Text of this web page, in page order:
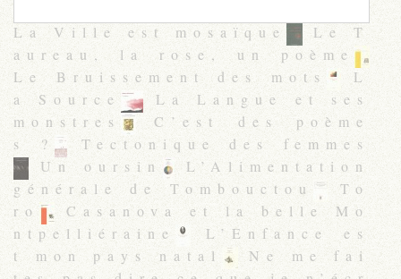
La Ville est mosaïque
Le T
aureau, la rose, un poème
Le Bruissement des mots
L
a Source
La Langue et ses
monstres
C’est des poème
s ?
Tectonique des femmes
Un oursin
L’Alimentation
générale de Tombouctou
To
ro
Casanova et la belle Mo
ntpelliéraine
L’Enfance es
t mon pays natal
Ne me fai